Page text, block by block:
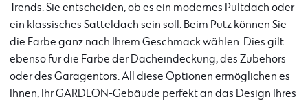
Trends. Sie entscheiden, ob es ein modernes Pultdach oder
ein klassisches Satteldach sein soll. Beim Putz können Sie
die Farbe ganz nach Ihrem Geschmack wählen. Dies gilt
ebenso für die Farbe der Dacheindeckung, des Zubehörs
oder des Garagentors. All diese Optionen ermöglichen es
Ihnen, Ihr GARDEON-Gebäude perfekt an das Design Ihres